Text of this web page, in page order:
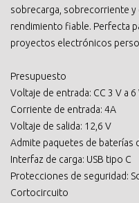
sobrecarga, sobrecorriente
rendimiento fiable. Perfecta
proyectos electrónicos
Presupuesto
Voltaje de entrada: CC 3 V a
Corriente de entrada: 4A
Voltaje de salida: 12,6 V
Admite paquetes de baterías
Interfaz de carga: USB tipo C
Protecciones de seguridad:
Cortocircuito